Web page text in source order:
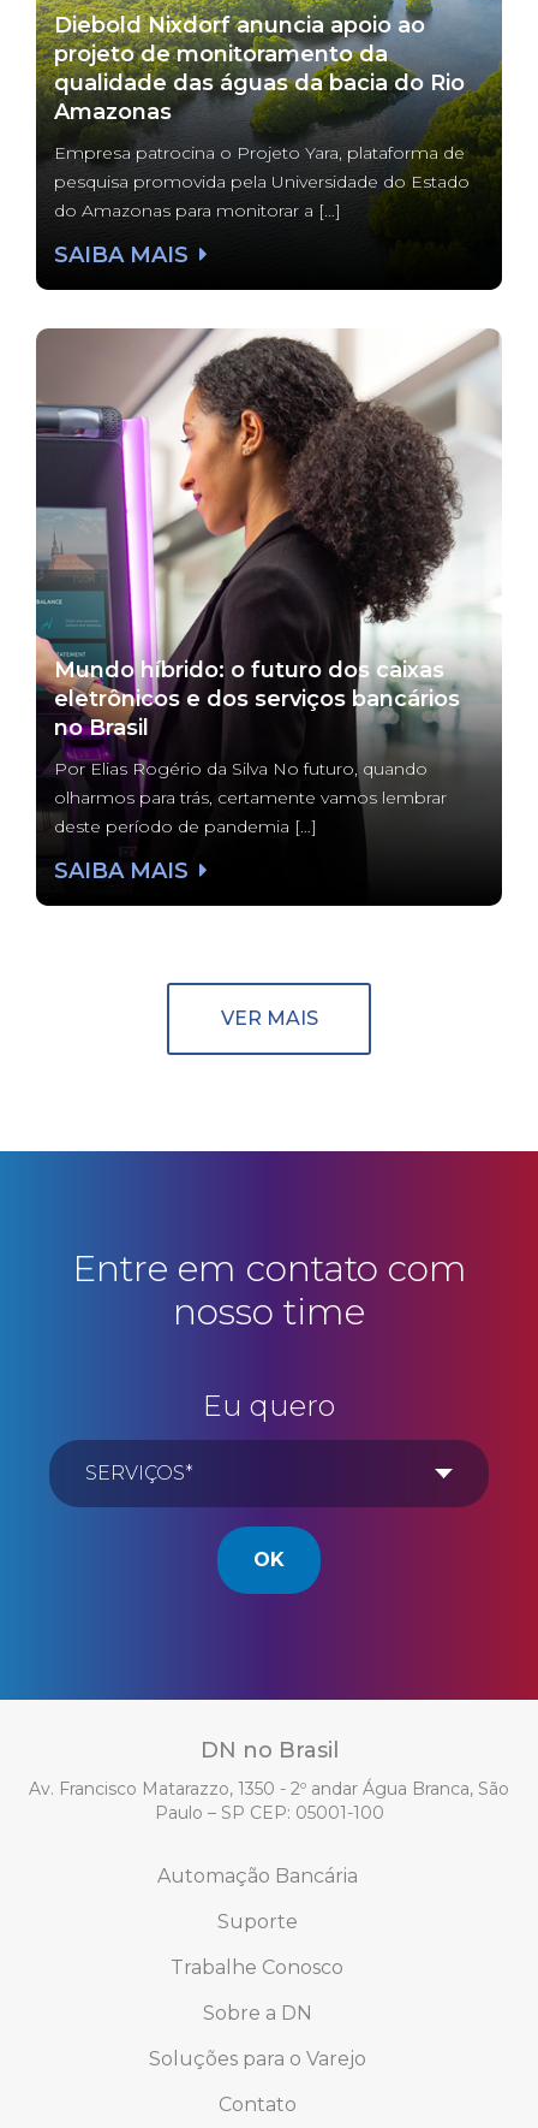
Diebold Nixdorf anuncia apoio ao
projeto de monitoramento da
qualidade das águas da bacia do Rio
Amazonas
Empresa patrocina o Projeto Yara, plataforma de
pesquisa promovida pela Universidade do Estado
do Amazonas para monitorar a […]
SAIBA MAIS
Mundo híbrido: o futuro dos caixas
eletrônicos e dos serviços bancários
no Brasil
Por Elias Rogério da Silva No futuro, quando
olharmos para trás, certamente vamos lembrar
deste período de pandemia […]
SAIBA MAIS
VER MAIS
Entre em contato com
nosso time
Eu quero
OK
DN no Brasil
Av. Francisco Matarazzo, 1350 - 2º andar Água Branca, São
Paulo – SP CEP: 05001-100
Automação Bancária
Suporte
Trabalhe Conosco
Sobre a DN
Soluções para o Varejo
Contato